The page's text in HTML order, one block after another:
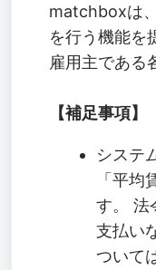
matchboxは
を行う機能を
雇用主である
【補足事項】
システ
「平
す。 法
支払い
ついて